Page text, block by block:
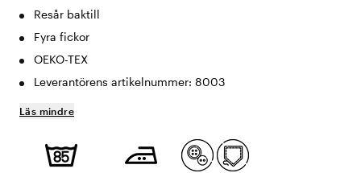
Resår baktill
Fyra fickor
OEKO-TEX
Leverantörens artikelnummer: 8003
Läs mindre